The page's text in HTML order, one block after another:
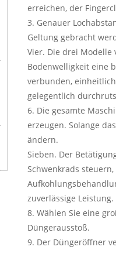
erreichen, der
3. Genauer
Geltung gebracht
Vier. Die drei
Bodenwelligkeit eine
verbunden,
gelegentlich
6. Die gesamte
erzeugen. Solange
ändern.
Sieben. Der
Schwenkrads
zuverlässige Leistung.
8. Wählen Sie eine
Düngerausstoß.
9. Der Düngeröffner